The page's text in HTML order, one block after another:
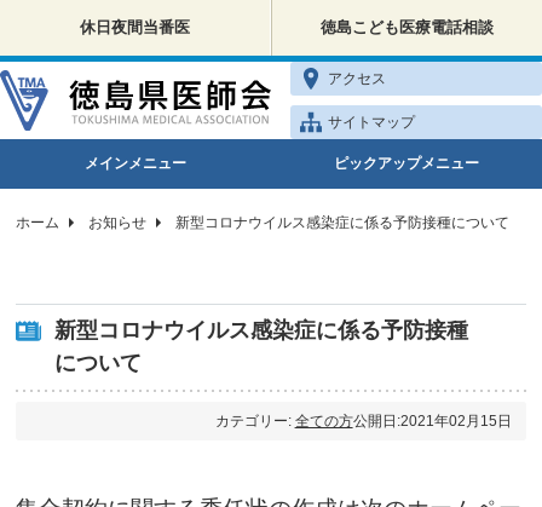
休日夜間当番医 徳島こども医療電話相談
アクセス
サイトマップ
メインメニュー ピックアップメニュー
ホーム お知らせ 新型コロナウイルス感染症に係る予防接種について
新型コロナウイルス感染症に係る予防接種
について
カテゴリー: 全ての方公開日:2021年02月15日